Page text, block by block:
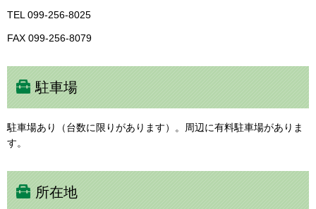
TEL 099-256-8025
FAX 099-256-8079
駐車場
駐車場あり（台数に限りがあります）。周辺に有料駐車場がありま
す。
所在地